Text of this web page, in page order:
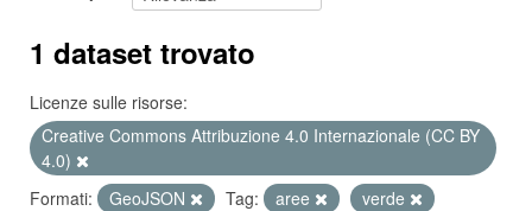
1 dataset trovato
Licenze sulle risorse:
Creative Commons Attribuzione 4.0 Internazionale (CC BY
4.0)
Formati:
GeoJSON Tag: aree
verde